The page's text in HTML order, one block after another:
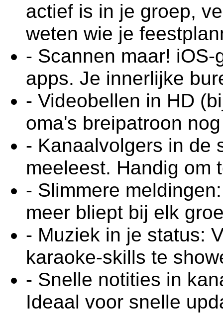
actief is in je groep,
weten wie je
- Scannen maar!
apps. Je innerlijke
- Videobellen in HD
oma's breipatroon
- Kanaalvolgers in de
meeleest. Handig om
- Slimmere
meer bliept bij elk
- Muziek in je status:
karaoke-skills te
- Snelle notities in
Ideaal voor snelle